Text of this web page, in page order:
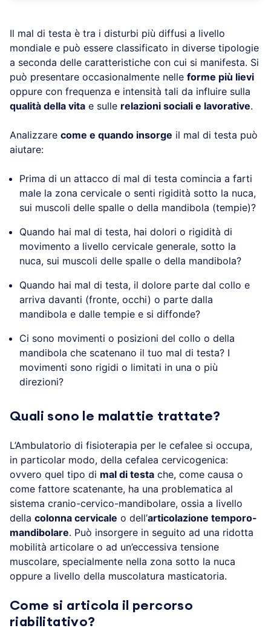
Il mal di testa è tra i disturbi più diffusi a livello
mondiale e può essere classificato in diverse tipologie
a seconda delle caratteristiche con cui si manifesta. Si
può presentare occasionalmente nelle forme più lievi
oppure con frequenza e intensità tali da influire sulla
qualità della vita e sulle relazioni sociali e lavorative.
Analizzare come e quando insorge il mal di testa può
aiutare:
Prima di un attacco di mal di testa comincia a farti
male la zona cervicale o senti rigidità sotto la nuca,
sui muscoli delle spalle o della mandibola (tempie)?
Quando hai mal di testa, hai dolori o rigidità di
movimento a livello cervicale generale, sotto la
nuca, sui muscoli delle spalle o della mandibola?
Quando hai mal di testa, il dolore parte dal collo e
arriva davanti (fronte, occhi) o parte dalla
mandibola e dalle tempie e si diffonde?
Ci sono movimenti o posizioni del collo o della
mandibola che scatenano il tuo mal di testa? I
movimenti sono rigidi o limitati in una o più
direzioni?
Quali sono le malattie trattate?
L’Ambulatorio di fisioterapia per le cefalee si occupa,
in particolar modo, della cefalea cervicogenica:
ovvero quel tipo di mal di testa che, come causa o
come fattore scatenante, ha una problematica al
sistema cranio-cervico-mandibolare, ossia a livello
della colonna cervicale o dell’articolazione temporo-
mandibolare. Può insorgere in seguito ad una ridotta
mobilità articolare o ad un’eccessiva tensione
muscolare, specialmente nella zona sotto la nuca
oppure a livello della muscolatura masticatoria.
Come si articola il percorso
riabilitativo?